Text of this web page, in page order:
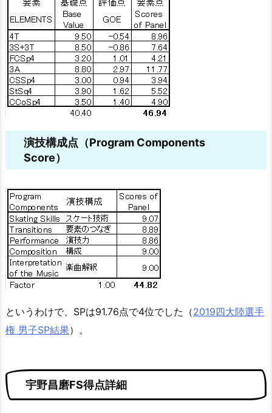
演技構成点（Program Components
Score）
というわけで、SPは91.76点で4位でした（2019四大陸選手
権 男子SP結果）。
宇野昌磨FS得点詳細